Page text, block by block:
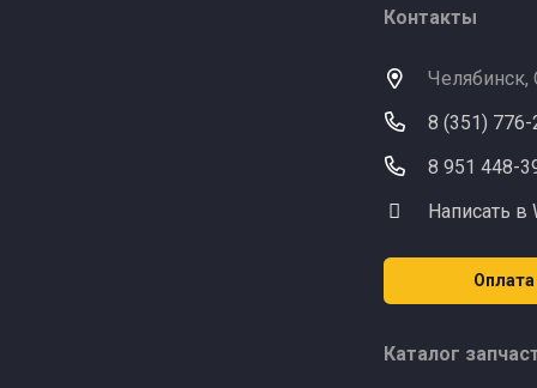
Контакты
Челябинск,
8 (351)
8 951 448-
Написать в
Оплата
Каталог